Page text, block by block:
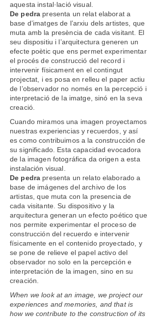
aquesta instal·lació visual.
De pedra presenta un relat elaborat a
base d’imatges de l’arxiu dels artistes, que
muta amb la presència de cada visitant. El
seu dispositiu i l’arquitectura generen un
efecte poètic que ens permet experimentar
el procés de construcció del record i
intervenir físicament en el contingut
projectat, i es posa en relleu el paper actiu
de l’observador no només en la percepció i
interpretació de la imatge, sinó en la seva
creació.
Cuando miramos una imagen proyectamos
nuestras experiencias y recuerdos, y así
es como contribuimos a la construcción de
su significado. Esta capacidad evocadora
de la imagen fotográfica da origen a esta
instalación visual.
De pedra presenta un relato elaborado a
base de imágenes del archivo de los
artistas, que muta con la presencia de
cada visitante. Su dispositivo y la
arquitectura generan un efecto poético que
nos permite experimentar el proceso de
construcción del recuerdo e intervenir
físicamente en el contenido proyectado, y
se pone de relieve el papel activo del
observador no solo en la percepción e
interpretación de la imagen, sino en su
creación.
When we look at an image, we project our
experiences and memories, and that is
how we contribute to the construction of its